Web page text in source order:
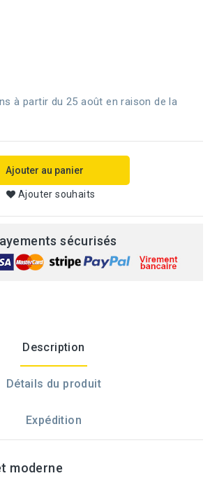
à partir du 25 août en raison de la
Ajouter au panier
Ajouter souhaits
sécurisés
Description
Détails du produit
Expédition
moderne